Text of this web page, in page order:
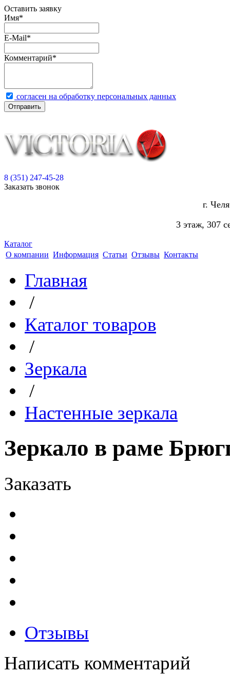
Оставить заявку
Имя*
E-Mail*
Комментарий*
согласен на обработку персональных данных
Отправить
8 (351) 247-45-28
Заказать звонок
г.
3 этаж, 307
Каталог
О компании Информация Статьи Отзывы Контакты
Главная
/
Каталог товаров
/
Зеркала
/
Настенные зеркала
Зеркало в раме
Заказать
Отзывы
Написать комментарий